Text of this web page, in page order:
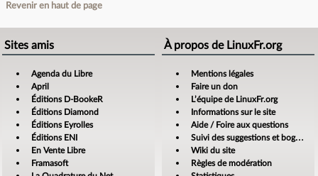
Revenir en haut de page
Sites amis
Agenda du Libre
April
Éditions D-BookeR
Éditions Diamond
Éditions Eyrolles
Éditions ENI
En Vente Libre
Framasoft
À propos de LinuxFr.org
Mentions légales
Faire un don
L’équipe de LinuxFr.org
Informations sur le site
Aide / Foire aux questions
Suivi des suggestions et bogues
Wiki du site
Règles de modération